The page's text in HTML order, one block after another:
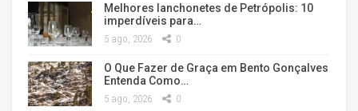
Melhores lanchonetes de Petrópolis: 10
imperdíveis para…
5 ago, 2026 0
O Que Fazer de Graça em Bento Gonçalves
Entenda Como…
5 ago, 2026 0